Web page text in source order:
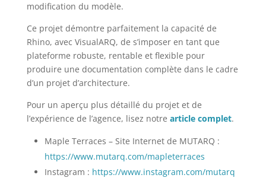
modification du modèle.
Ce projet démontre parfaitement la capacité de
Rhino, avec VisualARQ, de s’imposer en tant que
plateforme robuste, rentable et flexible pour
produire une documentation complète dans le cadre
d’un projet d’architecture.
Pour un aperçu plus détaillé du projet et de
l’expérience de l’agence, lisez notre article complet.
Maple Terraces – Site Internet de MUTARQ :
https://www.mutarq.com/mapleterraces
Instagram : https://www.instagram.com/mutarq